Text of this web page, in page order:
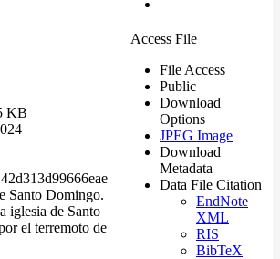
KB
Santo Domingo.
iglesia de Santo
el terremoto de
Access File
File Access
Public
Download
Options
JPEG Image
Download
Metadata
Data File Citation
EndNote
XML
RIS
BibTeX